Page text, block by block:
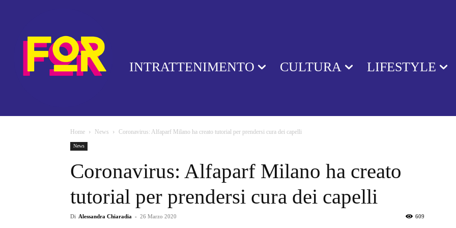
INTRATTENIMENTO CULTURA LIFESTYLE
Home News Coronavirus: Alfaparf Milano ha creato tutorial per prendersi cura dei capelli
News
Coronavirus: Alfaparf Milano ha creato
tutorial per prendersi cura dei capelli
Di Alessandra Chiaradia - 26 Marzo 2020 609